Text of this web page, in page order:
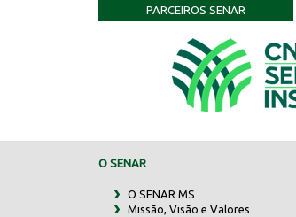
PARCEIROS SENAR
O SENAR
O SENAR MS
Missão, Visão e Valores